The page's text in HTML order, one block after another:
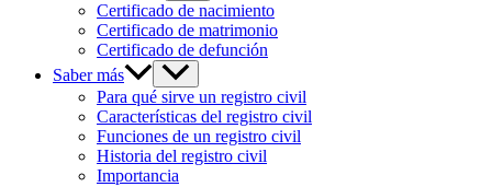
Certificado de nacimiento
Certificado de matrimonio
Certificado de defunción
Saber más
Para qué sirve un registro civil
Características del registro civil
Funciones de un registro civil
Historia del registro civil
Importancia